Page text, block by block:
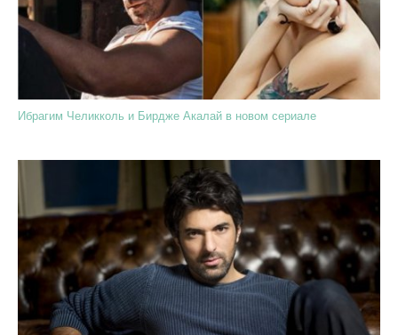
Ибрагим Челикколь и Бирдже Акалай в новом сериале